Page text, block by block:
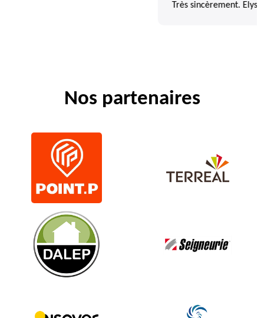
Très sincèrement. Elysee TOUBOUL CHAILLY
Nos partenaires